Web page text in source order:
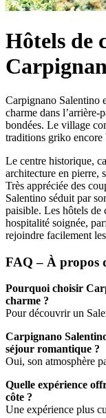
Hôtels de
Carpignano Salentino
charme dans l’arrière-
bondées. Le village
traditions griko encore
Le centre historique,
architecture en pierre,
Très appréciée des
Salentino séduit par
paisible. Les hôtels de
hospitalité soignée,
rejoindre facilement
FAQ – À propos
Pourquoi choisir
charme ?
Pour découvrir un
Carpignano
séjour romantique ?
Oui, son atmosphère
Quelle expérience
côte ?
Une expérience plus